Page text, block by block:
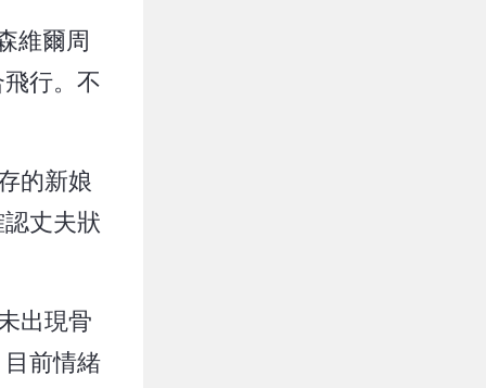
維爾周
行。不
的新娘
丈夫狀
出現骨
前情緒